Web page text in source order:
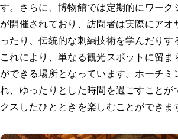
す。さらに、博物館では定期的にワーク
が開催されており、訪問者は実際にアオ
ったり、伝統的な刺繍技術を学んだりす
これにより、単なる観光スポットに留ま
ができる場所となっています。ホーチミ
れ、ゆったりとした時間を過ごすことが
クスしたひとときを楽しむことができま